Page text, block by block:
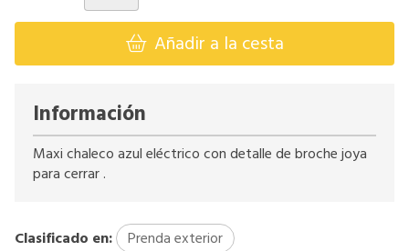
Añadir a la cesta
Información
Maxi chaleco azul eléctrico con detalle de broche joya
para cerrar .
Clasificado en: Prenda exterior